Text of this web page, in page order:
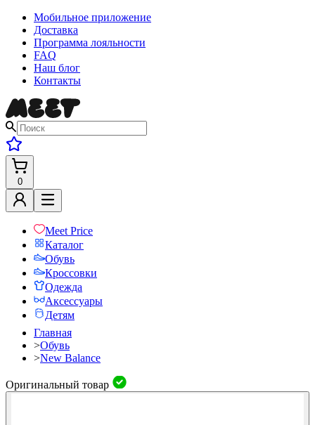
Мобильное приложение
Доставка
Программа лояльности
FAQ
Наш блог
Контакты
0
Meet Price
Каталог
Обувь
Кроссовки
Одежда
Аксессуары
Детям
Главная
>Обувь
>New Balance
Оригинальный товар